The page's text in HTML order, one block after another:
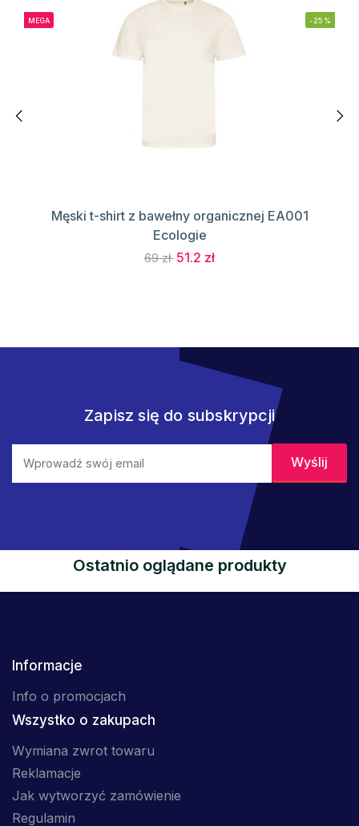
MEGA -25%
Męski t-shirt z bawełny organicznej EA001
Ecologie
69 zł 51.2 zł
Zapisz się do subskrypcji
Ostatnio oglądane produkty
Informacje
Info o promocjach
Wszystko o zakupach
Wymiana zwrot towaru
Reklamacje
Jak wytworzyć zamówienie
Regulamin